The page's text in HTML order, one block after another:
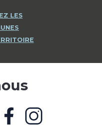
LES